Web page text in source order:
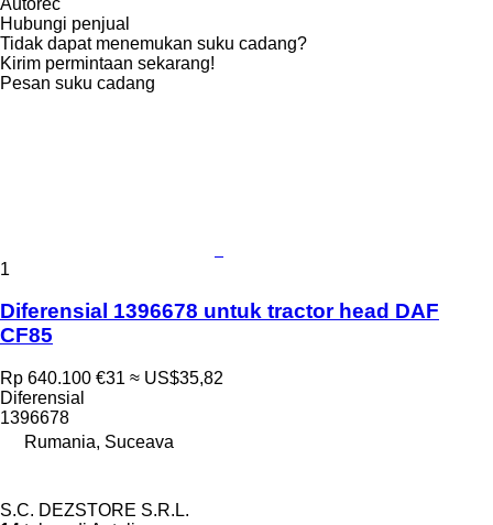
Hubungi penjual
Tidak dapat menemukan suku cadang?
Kirim permintaan sekarang!
Pesan suku cadang
1
Diferensial 1396678 untuk tractor head DAF
CF85
Rp 640.100 €31 ≈ US$35,82
Diferensial
1396678
Rumania, Suceava
S.C. DEZSTORE S.R.L.